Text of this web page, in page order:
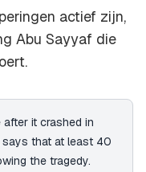
actief zijn,
Abu Sayyaf die
it crashed in
says that at least 40
the tragedy.